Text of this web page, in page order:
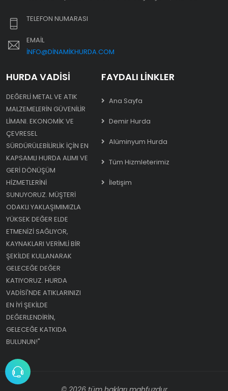
TELEFON NUMARASI
EMAIL
INFO@DINAMIKHURDA.COM
HURDA VADISI
DEĞERLI METAL VE ATIK
MALZEMELERIN GÜVENILIR
LIMANI. EKONOMIK VE
ÇEVRESEL
SÜRDÜRÜLEBILIRLIK IÇIN EN
KAPSAMLI HURDA ALIMI VE
GERI DÖNÜŞÜM
HIZMETLERINI
SUNUYORUZ. MÜŞTERI
ODAKLI YAKLAŞIMIMIZLA
YÜKSEK DEĞER ELDE
ETMENIZI SAĞLIYOR,
KAYNAKLARI VERIMLI BIR
ŞEKILDE KULLANARAK
GELECEĞE DEĞER
KATIYORUZ. HURDA
VADISI'NDE ATIKLARINIZI
EN IYI ŞEKILDE
DEĞERLENDIRIN,
GELECEĞE KATKIDA
BULUNUN!"
FAYDALI LINKLER
Ana Sayfa
Demir Hurda
Alüminyum Hurda
Tüm Hizmleterimiz
İletişim